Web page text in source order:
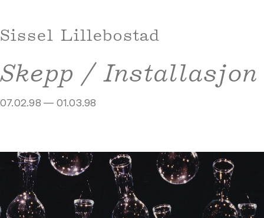
Sissel Lillebostad
Skepp / Installasjon
07.02.98 — 01.03.98